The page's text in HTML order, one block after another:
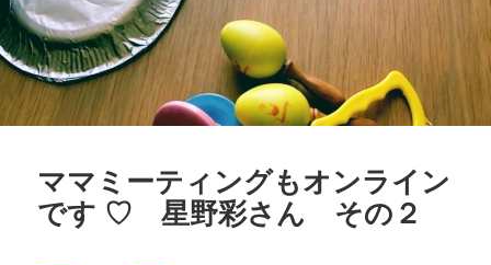
ママミーティングもオンライン
です ♡ 星野彩さん その２